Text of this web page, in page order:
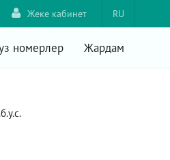
RU
Жеке кабинет
номерлер Жардам